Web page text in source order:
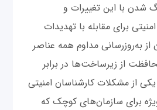
شدن با این تغییرات و
برای مقابله با تهدیدات
به‌روز‌رسانی مداوم همه عناصر
از زیرساخت‌ها در برابر
از مشکلات کارشناسان امنیتی
برای سازمان‌های کوچک که